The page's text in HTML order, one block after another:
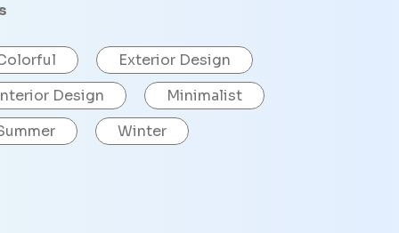
Exterior Design
Design
Minimalist
Winter